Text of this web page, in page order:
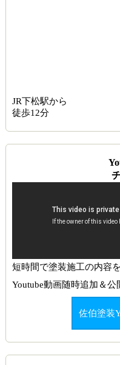
JR下松駅から
徒歩12分
短時間で塗装施工の内容
Youtube動画随時追加＆公
佐伯塗装